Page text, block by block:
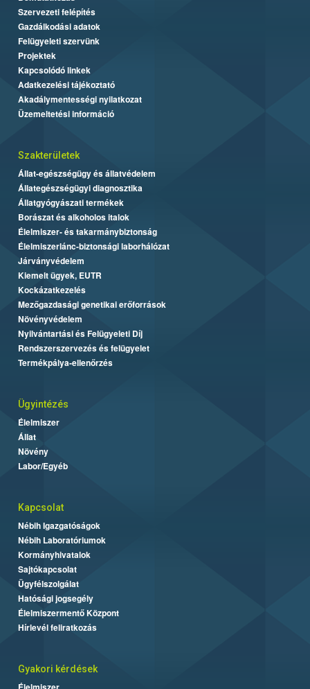
Szervezeti felépítés
Gazdálkodási adatok
Felügyeleti szervünk
Projektek
Kapcsolódó linkek
Adatkezelési tájékoztató
Akadálymentességi nyilatkozat
Üzemeltetési információ
Szakterületek
Állat-egészségügy és állatvédelem
Állategészségügyi diagnosztika
Állatgyógyászati termékek
Borászat és alkoholos italok
Élelmiszer- és takarmánybiztonság
Élelmiszerlánc-biztonsági laborhálózat
Járványvédelem
Kiemelt ügyek, EUTR
Kockázatkezelés
Mezőgazdasági genetikai erőforrások
Növényvédelem
Nyilvántartási és Felügyeleti Díj
Rendszerszervezés és felügyelet
Termékpálya-ellenőrzés
Ügyintézés
Élelmiszer
Állat
Növény
Labor/Egyéb
Kapcsolat
Nébih Igazgatóságok
Nébih Laboratóriumok
Kormányhivatalok
Sajtókapcsolat
Ügyfélszolgálat
Hatósági jogsegély
Élelmiszermentő Központ
Hírlevél feliratkozás
Gyakori kérdések